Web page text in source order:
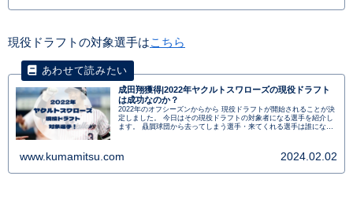
現役ドラフトの対象選手はこちら
成田翔獲得|2022年ヤクルトスワローズの現役ドラフト
は成功なのか？
2022年のオフシーズンからから 現役ドラフトが開始されることが決
定しました。 今日はその現役ドラフトの対象者になる選手を紹介し
ます。 贔屓球団から去ってしまう選手・来てくれる選手は誰になる
www.kumamitsu.com 2024.02.02